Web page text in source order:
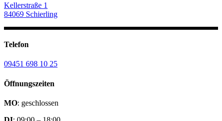
Kellerstraße 1
84069 Schierling
Telefon
09451 698 10 25
Öffnungszeiten
MO: geschlossen